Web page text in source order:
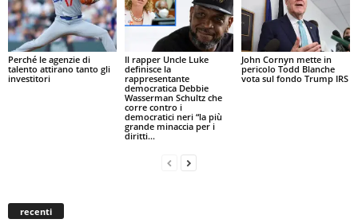
Perché le agenzie di
talento attirano tanto gli
investitori
Il rapper Uncle Luke
definisce la
rappresentante
democratica Debbie
Wasserman Schultz che
corre contro i
democratici neri “la più
grande minaccia per i
diritti...
John Cornyn mette in
pericolo Todd Blanche
vota sul fondo Trump IRS
recenti